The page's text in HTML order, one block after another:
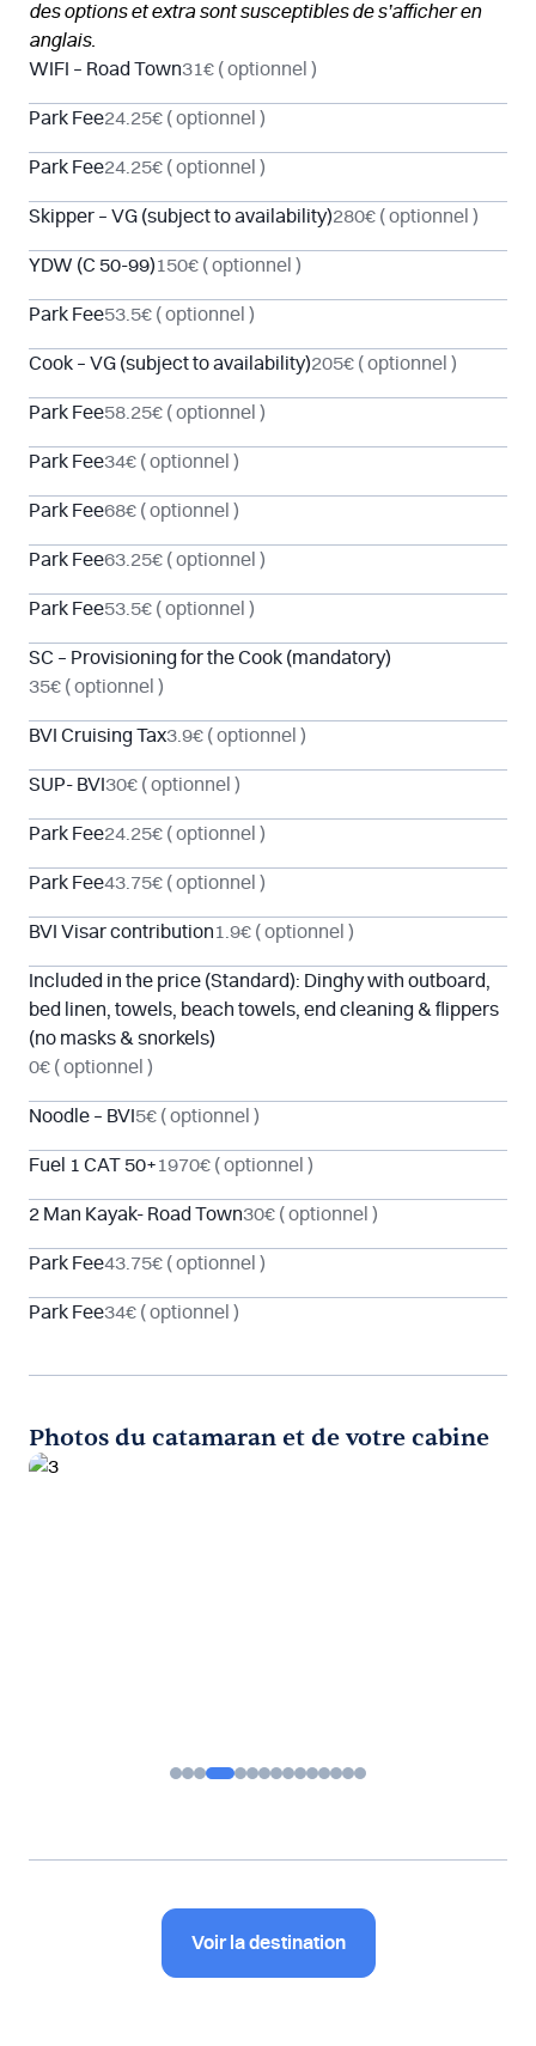
des options et extra sont susceptibles de s’afficher en
anglais.
WIFI – Road Town31€ ( optionnel )
Park Fee24.25€ ( optionnel )
Park Fee24.25€ ( optionnel )
Skipper – VG (subject to availability)280€ ( optionnel )
YDW (C 50-99)150€ ( optionnel )
Park Fee53.5€ ( optionnel )
Cook – VG (subject to availability)205€ ( optionnel )
Park Fee58.25€ ( optionnel )
Park Fee34€ ( optionnel )
Park Fee68€ ( optionnel )
Park Fee63.25€ ( optionnel )
Park Fee53.5€ ( optionnel )
SC – Provisioning for the Cook (mandatory)
35€ ( optionnel )
BVI Cruising Tax3.9€ ( optionnel )
SUP- BVI 30€ ( optionnel )
Park Fee24.25€ ( optionnel )
Park Fee43.75€ ( optionnel )
BVI Visar contribution1.9€ ( optionnel )
Included in the price (Standard): Dinghy with outboard,
bed linen, towels, beach towels, end cleaning & flippers
(no masks & snorkels)
0€ ( optionnel )
Noodle – BVI 5€ ( optionnel )
Fuel 1 CAT 50+1970€ ( optionnel )
2 Man Kayak- Road Town30€ ( optionnel )
Park Fee43.75€ ( optionnel )
Park Fee34€ ( optionnel )
Photos du catamaran et de votre cabine
Voir la destination